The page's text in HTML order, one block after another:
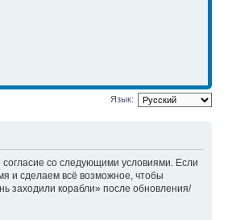
Язык:
со следующими условиями. Если
и сделаем всё возможное, чтобы
заходили корабли» после обновления/